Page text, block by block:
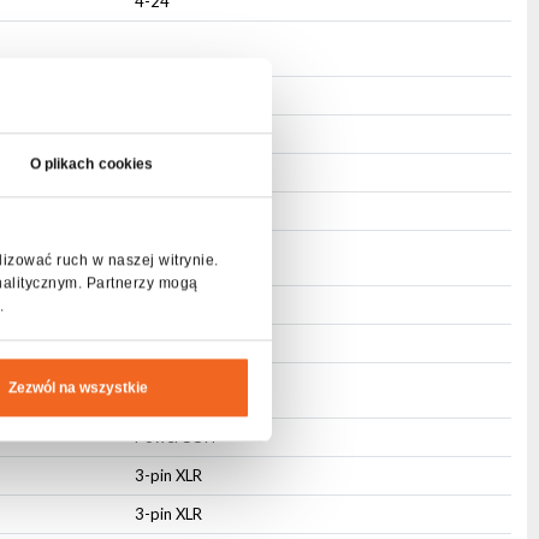
O plikach cookies
ruch w naszej witrynie.
Partnerzy mogą
Zezwól na wszystkie
Ja
Ja
Ja
PowerCON
3-pin XLR
3-pin XLR